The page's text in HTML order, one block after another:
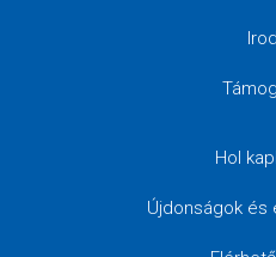
Hol
Újdonságok és